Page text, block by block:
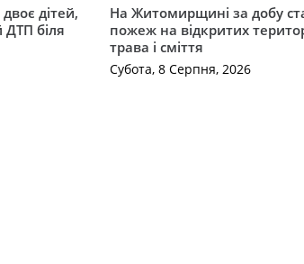
дітей,
ДТП біля
На Житомирщині за добу
пожеж на відкритих
трава і сміття
Субота, 8 Серпня, 2026